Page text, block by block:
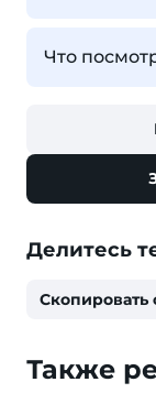
Что
Делитесь
Скопировать
Также